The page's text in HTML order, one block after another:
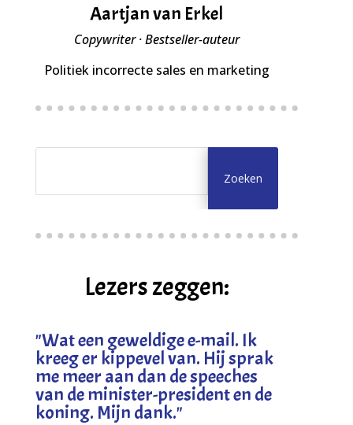
Aartjan van Erkel
Copywriter · Bestseller-auteur
Politiek incorrecte sales en marketing
Lezers zeggen:
"Wat een geweldige e-mail. Ik
kreeg er kippevel van. Hij sprak
me meer aan dan de speeches
van de minister-president en de
koning. Mijn dank."